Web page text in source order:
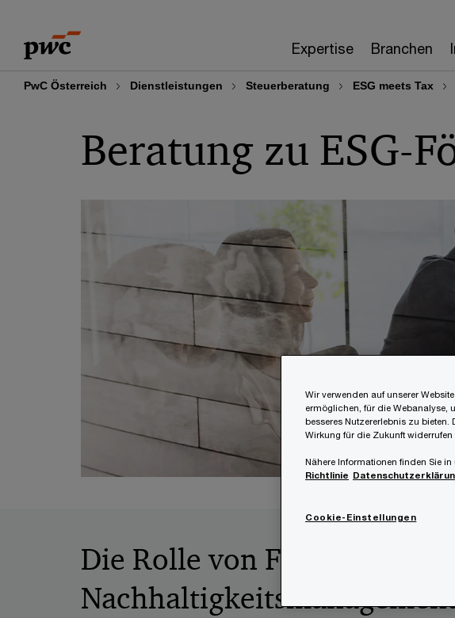
content
footer
Expertise Branchen
PwC Österreich Dienstleistungen Steuerberatung ESG meets Tax
Beratung zu ESG-
Die Rolle von Förderungen
Wir verwenden auf unserer
ermöglichen, für die Webanalyse,
besseres Nutzererlebnis zu
Wirkung für die Zukunft widerrufen
Nähere Informationen finden Sie
Richtlinie
Cookie-Einstellungen